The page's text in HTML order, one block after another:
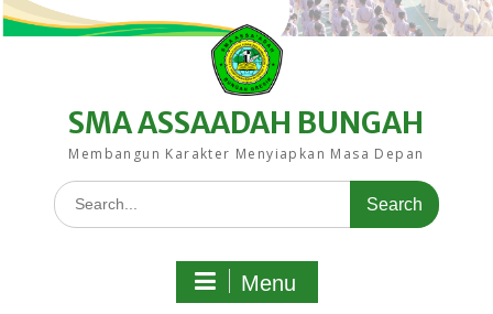
SMA ASSAADAH BUNGAH
Membangun Karakter Menyiapkan Masa Depan
Search
for:
Menu